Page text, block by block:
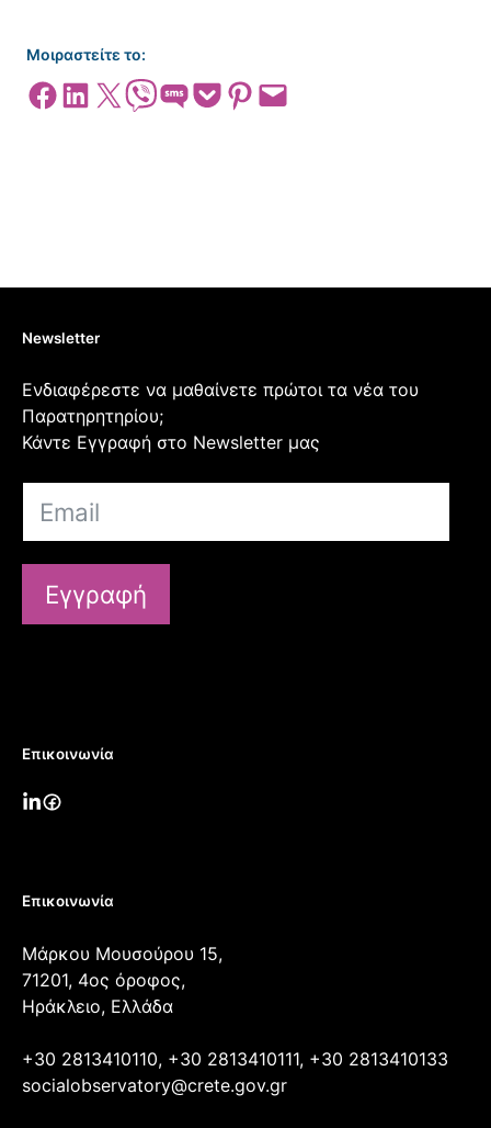
Μοιραστείτε το:
Share on Facebook
Share on LinkedIn
Share on X Share on ViberShare on SMSShare on Pocket
Share on Pinterest
Email this Page
Newsletter
Ενδιαφέρεστε να μαθαίνετε πρώτοι τα νέα του
Παρατηρητηρίου;
Κάντε Εγγραφή στο Newsletter μας
Εγγραφή
Επικοινωνία
Επικοινωνία
Μάρκου Μουσούρου 15,
71201, 4ος όροφος,
Ηράκλειο, Ελλάδα
+30 2813410110, +30 2813410111, +30 2813410133
socialobservatory@crete.gov.gr